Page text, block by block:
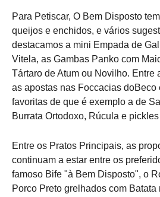
Para Petiscar, O Bem Disposto
queijos e enchidos, e vários
destacamos a mini Empada de
Vitela, as Gambas Panko com
Tártaro de Atum ou Novilho. Entre
as apostas nas Foccacias doBeco
favoritas de que é exemplo a de
Burrata Ortodoxo, Rúcula e
Entre os Pratos Principais, as
continuam a estar entre os
famoso Bife "à Bem Disposto", o
Porco Preto grelhados com Batata